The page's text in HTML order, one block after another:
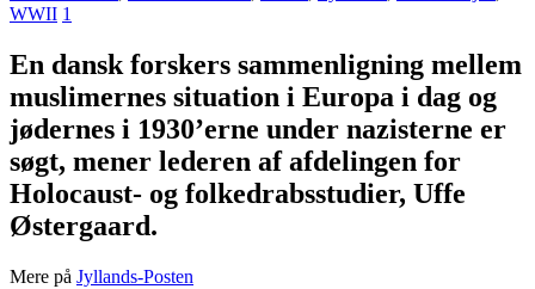
WWII 1
En dansk forskers sammenligning mellem
muslimernes situation i Europa i dag og
jødernes i 1930’erne under nazisterne er
søgt, mener lederen af afdelingen for
Holocaust- og folkedrabsstudier, Uffe
Østergaard.
Mere på Jyllands-Posten